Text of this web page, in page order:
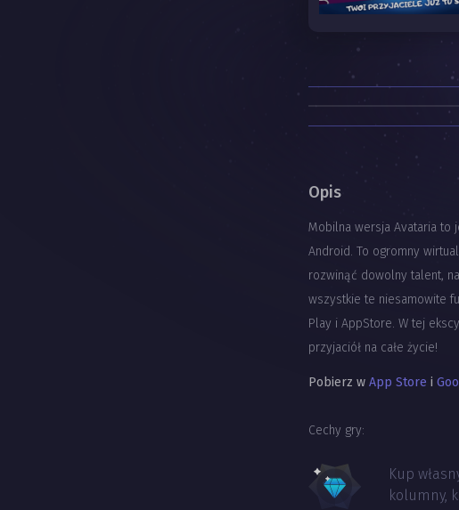
Opis
Mobilna wersja Avataria to
Android. To ogromny
rozwinąć dowolny talent,
wszystkie te niesamowite
Play i AppStore. W tej
przyjaciół na całe życie!
Pobierz w App Store i
Cechy gry:
Kup
kolumny,